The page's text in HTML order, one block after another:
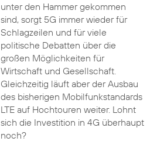
unter den Hammer gekommen
sind, sorgt 5G immer wieder für
Schlagzeilen und für viele
politische Debatten über die
großen Möglichkeiten für
Wirtschaft und Gesellschaft.
Gleichzeitig läuft aber der Ausbau
des bisherigen Mobilfunkstandards
LTE auf Hochtouren weiter. Lohnt
sich die Investition in 4G überhaupt
noch?